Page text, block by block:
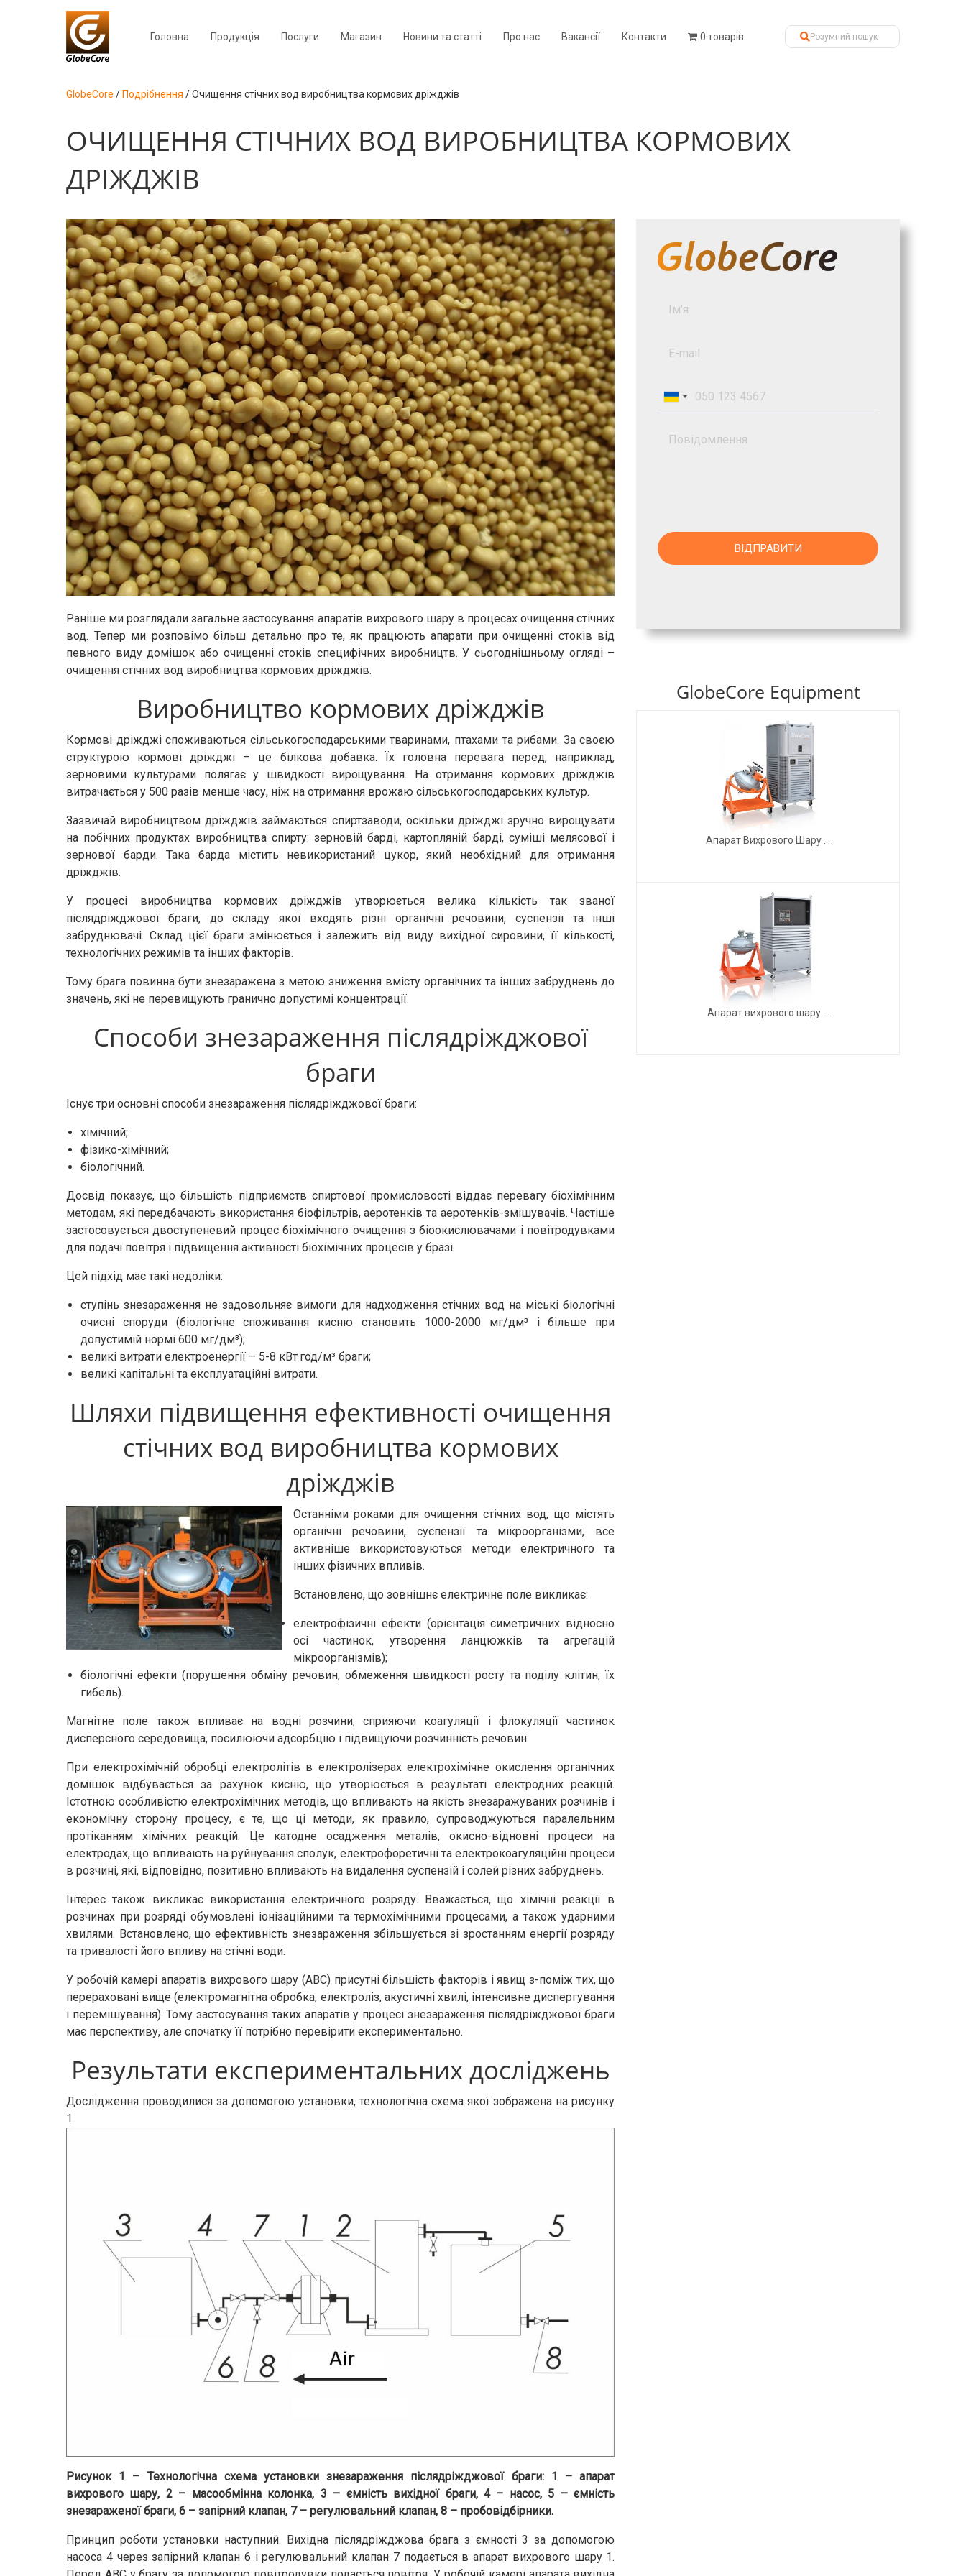
Головна Продукція Послуги Магазин Новини та статті Про нас Вакансії Контакти 0 товарів
GlobeCore / Подрібнення /Очищення стічних вод виробництва кормових дріжджів
ОЧИЩЕННЯ СТІЧНИХ ВОД ВИРОБНИЦТВА КОРМОВИХ
ДРІЖДЖІВ
Раніше ми розглядали загальне застосування апаратів вихрового шару в процесах очищення стічних
вод. Тепер ми розповімо більш детально про те, як працюють апарати при очищенні стоків від
певного виду домішок або очищенні стоків специфічних виробництв. У сьогоднішньому огляді –
очищення стічних вод виробництва кормових дріжджів.
Виробництво кормових дріжджів
Кормові дріжджі споживаються сільськогосподарськими тваринами, птахами та рибами. За своєю
структурою кормові дріжджі – це білкова добавка. Їх головна перевага перед, наприклад,
зерновими культурами полягає у швидкості вирощування. На отримання кормових дріжджів
витрачається у 500 разів менше часу, ніж на отримання врожаю сільськогосподарських культур.
Зазвичай виробництвом дріжджів займаються спиртзаводи, оскільки дріжджі зручно вирощувати
на побічних продуктах виробництва спирту: зерновій барді, картопляній барді, суміші мелясової і
зернової барди. Така барда містить невикористаний цукор, який необхідний для отримання
дріжджів.
У процесі виробництва кормових дріжджів утворюється велика кількість так званої
післядріжджової браги, до складу якої входять різні органічні речовини, суспензії та інші
забруднювачі. Склад цієї браги змінюється і залежить від виду вихідної сировини, її кількості,
технологічних режимів та інших факторів.
Тому брага повинна бути знезаражена з метою зниження вмісту органічних та інших забруднень до
значень, які не перевищують гранично допустимі концентрації.
Способи знезараження післядріжджової
браги
Існує три основні способи знезараження післядріжджової браги:
хімічний;
фізико-хімічний;
біологічний.
Досвід показує, що більшість підприємств спиртової промисловості віддає перевагу біохімічним
методам, які передбачають використання біофільтрів, аеротенків та аеротенків-змішувачів. Частіше
застосовується двоступеневий процес біохімічного очищення з біоокислювачами і повітродувками
для подачі повітря і підвищення активності біохімічних процесів у бразі.
Цей підхід має такі недоліки:
ступінь знезараження не задовольняє вимоги для надходження стічних вод на міські біологічні
очисні споруди (біологічне споживання кисню становить 1000-2000 мг/дм³ і більше при
допустимій нормі 600 мг/дм³);
великі витрати електроенергії – 5-8 кВт·год/м³ браги;
великі капітальні та експлуатаційні витрати.
Шляхи підвищення ефективності очищення
стічних вод виробництва кормових
дріжджів
Останніми роками для очищення стічних вод, що містять
органічні речовини, суспензії та мікроорганізми, все
активніше використовуються методи електричного та
інших фізичних впливів.
Встановлено, що зовнішнє електричне поле викликає:
електрофізичні ефекти (орієнтація симетричних відносно
осі частинок, утворення ланцюжків та агрегацій
мікроорганізмів);
біологічні ефекти (порушення обміну речовин, обмеження швидкості росту та поділу клітин, їх
гибель).
Магнітне поле також впливає на водні розчини, сприяючи коагуляції і флокуляції частинок
дисперсного середовища, посилюючи адсорбцію і підвищуючи розчинність речовин.
При електрохімічній обробці електролітів в електролізерах електрохімічне окислення органічних
домішок відбувається за рахунок кисню, що утворюється в результаті електродних реакцій.
Істотною особливістю електрохімічних методів, що впливають на якість знезаражуваних розчинів і
економічну сторону процесу, є те, що ці методи, як правило, супроводжуються паралельним
протіканням хімічних реакцій. Це катодне осадження металів, окисно-відновні процеси на
електродах, що впливають на руйнування сполук, електрофоретичні та електрокоагуляційні процеси
в розчині, які, відповідно, позитивно впливають на видалення суспензій і солей різних забруднень.
Інтерес також викликає використання електричного розряду. Вважається, що хімічні реакції в
розчинах при розряді обумовлені іонізаційними та термохімічними процесами, а також ударними
хвилями. Встановлено, що ефективність знезараження збільшується зі зростанням енергії розряду
та тривалості його впливу на стічні води.
У робочій камері апаратів вихрового шару (АВС) присутні більшість факторів і явищ з-поміж тих, що
перераховані вище (електромагнітна обробка, електроліз, акустичні хвилі, інтенсивне диспергування
і перемішування). Тому застосування таких апаратів у процесі знезараження післядріжджової браги
має перспективу, але спочатку її потрібно перевірити експериментально.
Результати експериментальних досліджень
Дослідження проводилися за допомогою установки, технологічна схема якої зображена на рисунку
1.
Рисунок 1 – Технологічна схема установки знезараження післядріжджової браги: 1 – апарат
вихрового шару, 2 – масообмінна колонка, 3 – ємність вихідної браги, 4 – насос, 5 – ємність
знезараженої браги, 6 – запірний клапан, 7 – регулювальний клапан, 8 – пробовідбірники.
Принцип роботи установки наступний. Вихідна післядріжджова брага з ємності 3 за допомогою
насоса 4 через запірний клапан 6 і регулювальний клапан 7 подається в апарат вихрового шару 1.
GlobeCore Equipment
Апарат Вихрового Шару ...
Апарат вихрового шару ...